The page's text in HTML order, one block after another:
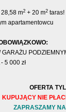
m2 + 20 m2 taras!
apartamentowcu
5 000 zł
OFERTA
KUPUJĄCY NIE
ZAPRASZAMY